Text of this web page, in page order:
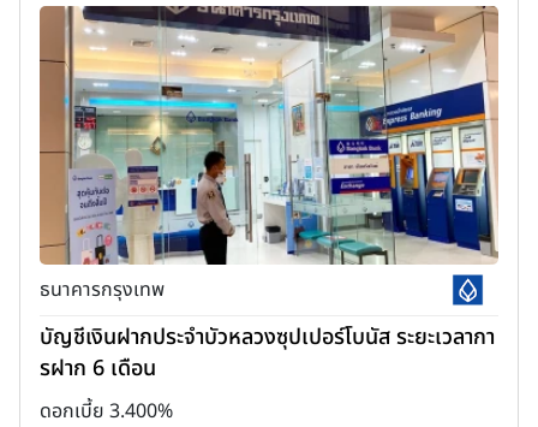
ธนาคารกรุงเทพ
บัญชีเงินฝากประจำบัวหลวงซุปเปอร์โบนัส ระยะเวลากา
รฝาก 6 เดือน
ดอกเบี้ย 3.400%